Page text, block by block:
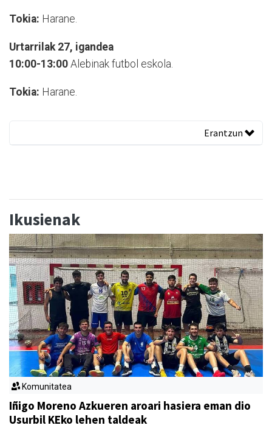
Tokia: Harane.
Urtarrilak 27, igandea
10:00-13:00 Alebinak futbol eskola.
Tokia: Harane.
Erantzun
Ikusienak
Komunitatea
Iñigo Moreno Azkueren aroari hasiera eman dio
Usurbil KEko lehen taldeak